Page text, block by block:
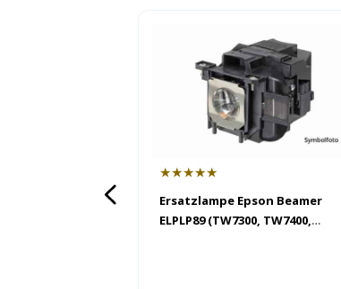
★★★★★
Ersatzlampe Epson Beamer
ELPLP89 (TW7300, TW7400,